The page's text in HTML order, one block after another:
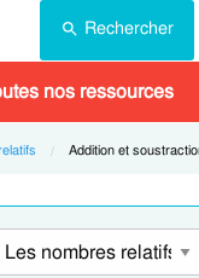
Rechercher
nos ressources
Current:
Addition et